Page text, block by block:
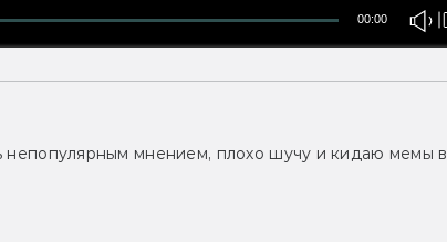
00:00
мнением, плохо шучу и кидаю мемы в